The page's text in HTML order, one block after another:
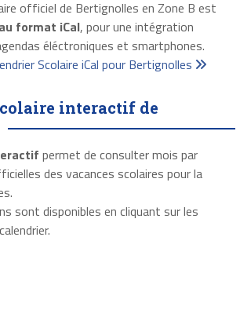
officiel de Bertignolles en Zone B est
format iCal, pour une intégration
éléctroniques et smartphones.
Scolaire iCal pour Bertignolles
interactif de
permet de consulter mois par
des vacances scolaires pour la
sont disponibles en cliquant sur les